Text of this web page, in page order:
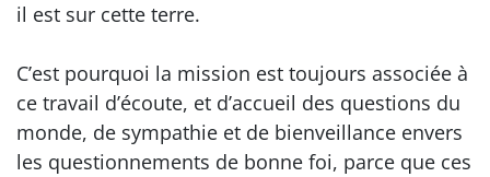
il est sur cette terre.
C’est pourquoi la mission est toujours associée à
ce travail d’écoute, et d’accueil des questions du
monde, de sympathie et de bienveillance envers
les questionnements de bonne foi, parce que ces